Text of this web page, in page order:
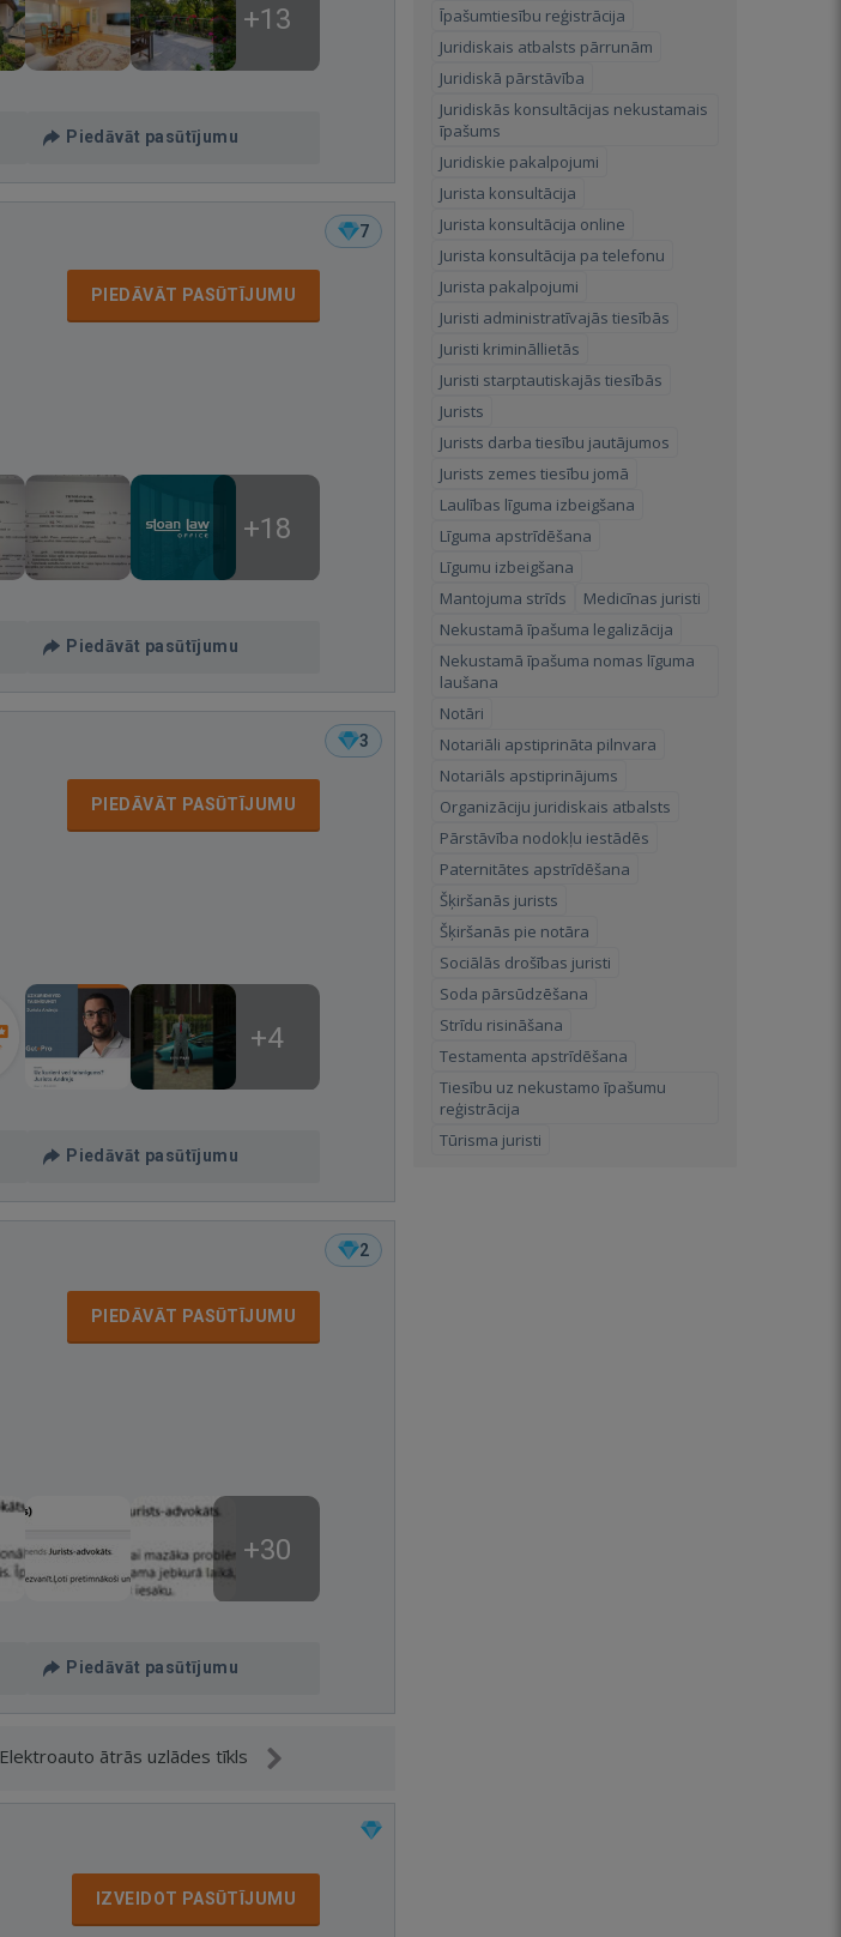
+13
Piedāvāt pasūtījumu
7
PIEDĀVĀT PASŪTĪJUMU
+18
Piedāvāt pasūtījumu
3
PIEDĀVĀT PASŪTĪJUMU
+4
Piedāvāt pasūtījumu
2
PIEDĀVĀT PASŪTĪJUMU
+30
Piedāvāt pasūtījumu
Elektroauto ātrās uzlādes tīkls
IZVEIDOT PASŪTĪJUMU
Īpašumtiesību reģistrācija
Juridiskais atbalsts pārrunām
Juridiskā pārstāvība
Juridiskās konsultācijas nekustamais
īpašums
Juridiskie pakalpojumi
Jurista konsultācija
Jurista konsultācija online
Jurista konsultācija pa telefonu
Jurista pakalpojumi
Juristi administratīvajās tiesībās
Juristi krimināllietās
Juristi starptautiskajās tiesībās
Jurists
Jurists darba tiesību jautājumos
Jurists zemes tiesību jomā
Laulības līguma izbeigšana
Līguma apstrīdēšana
Līgumu izbeigšana
Mantojuma strīds
Medicīnas juristi
Nekustamā īpašuma legalizācija
Nekustamā īpašuma nomas līguma
laušana
Notāri
Notariāli apstiprināta pilnvara
Notariāls apstiprinājums
Organizāciju juridiskais atbalsts
Pārstāvība nodokļu iestādēs
Paternitātes apstrīdēšana
Šķiršanās jurists
Šķiršanās pie notāra
Sociālās drošības juristi
Soda pārsūdzēšana
Strīdu risināšana
Testamenta apstrīdēšana
Tiesību uz nekustamo īpašumu
reģistrācija
Tūrisma juristi